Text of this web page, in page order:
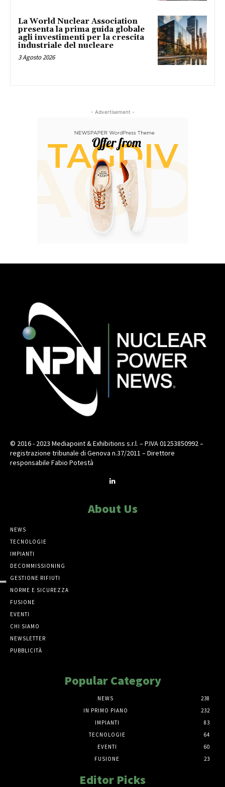
La World Nuclear Association
presenta la prima guida globale
agli investimenti per la crescita
industriale del nucleare
3 Agosto 2026
- Advertisement -
© 2016 - 2023 Mediapoint & Exhibitions s.r.l. – P.IVA 01253850992 –
registrazione tribunale di Genova n.37/2011 – Direttore
responsabile Fabio Potestà
About Us
NEWS
TECNOLOGIE
IMPIANTI
DECOMMISSIONING
GESTIONE RIFIUTI
NORME E SICUREZZA
FUSIONE
EVENTI
CHI SIAMO
NEWSLETTER
PUBBLICITÀ
Popular Category
NEWS
238
IN PRIMO PIANO
232
IMPIANTI
83
TECNOLOGIE
64
EVENTI
60
FUSIONE
23
Editor Picks